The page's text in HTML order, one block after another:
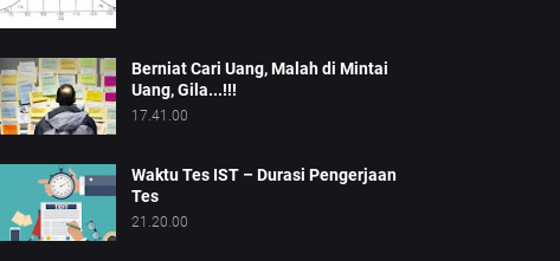
Berniat Cari Uang, Malah di Mintai
Uang, Gila...!!!
17.41.00
Waktu Tes IST – Durasi Pengerjaan
Tes
21.20.00